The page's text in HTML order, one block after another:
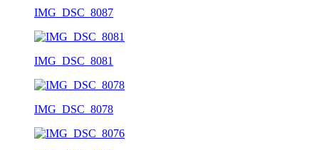
IMG_DSC_8087
IMG_DSC_8081
IMG_DSC_8078